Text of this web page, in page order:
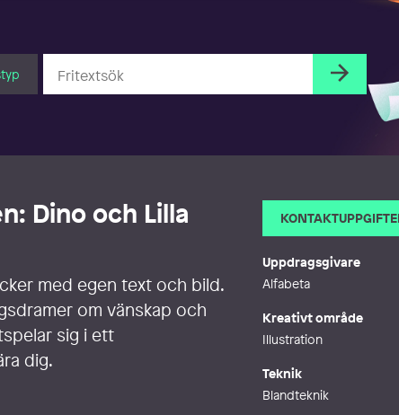
Dino och Lilla
med egen text och bild.
om vänskap och
sig i ett
dig.
Uppdragsgivare
Alfabeta
Kreativt område
Illustration
Teknik
Blandteknik